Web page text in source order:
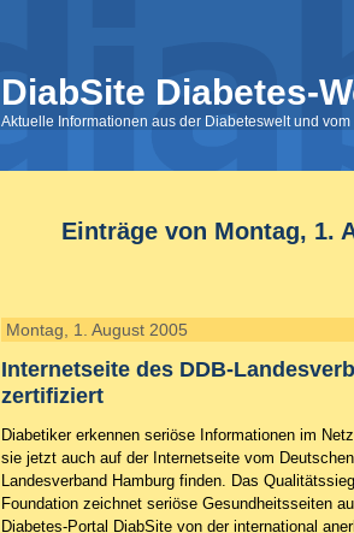
DiabSite Diabetes-
Aktuelle Informationen aus der Diabeteswelt und
Einträge von Montag, 1.
Montag, 1. August 2005
Internetseite des DDB-
zertifiziert
Diabetiker erkennen seriöse Informationen im
sie jetzt auch auf der Internetseite vom
Landesverband Hamburg finden. Das
Foundation zeichnet seriöse Gesundheitsseiten
Diabetes-Portal DiabSite von der international